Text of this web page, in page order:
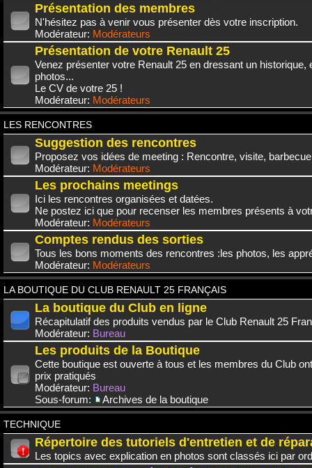
Présentation des membres
N'hésitez pas à venir vous présenter dès votre inscription.
Modérateur: Modérateurs
Présentation de votre Renault 25
Venez présenter votre Renault 25 en dressant un historique,
photos...
Le CV de votre 25 !
Modérateur: Modérateurs
LES RENCONTRES
Suggestion des rencontres
Proposez vos idées de meeting : Rencontre, visite,
Modérateur: Modérateurs
Les prochains meetings
Ici les rencontres organisées et datées.
Ne postez ici que pour recenser les membres présents à
Modérateur: Modérateurs
Comptes rendus des sorties
Tous les bons moments des rencontres :les photos, les
Modérateur: Modérateurs
LA BOUTIQUE DU CLUB RENAULT 25 FRANÇAIS
La boutique du Club en ligne
Récapitulatif des produits vendus par le Club Renault 25
Modérateur: Bureau
Les produits de la Boutique
Cette boutique est ouverte à tous et les membres du Club
prix pratiqués
Modérateur: Bureau
Sous-forum:
Archives de la boutique
TECHNIQUE
Répertoire des tutoriels d'entretien et de
Les topics avec explication en photos sont classés ici par